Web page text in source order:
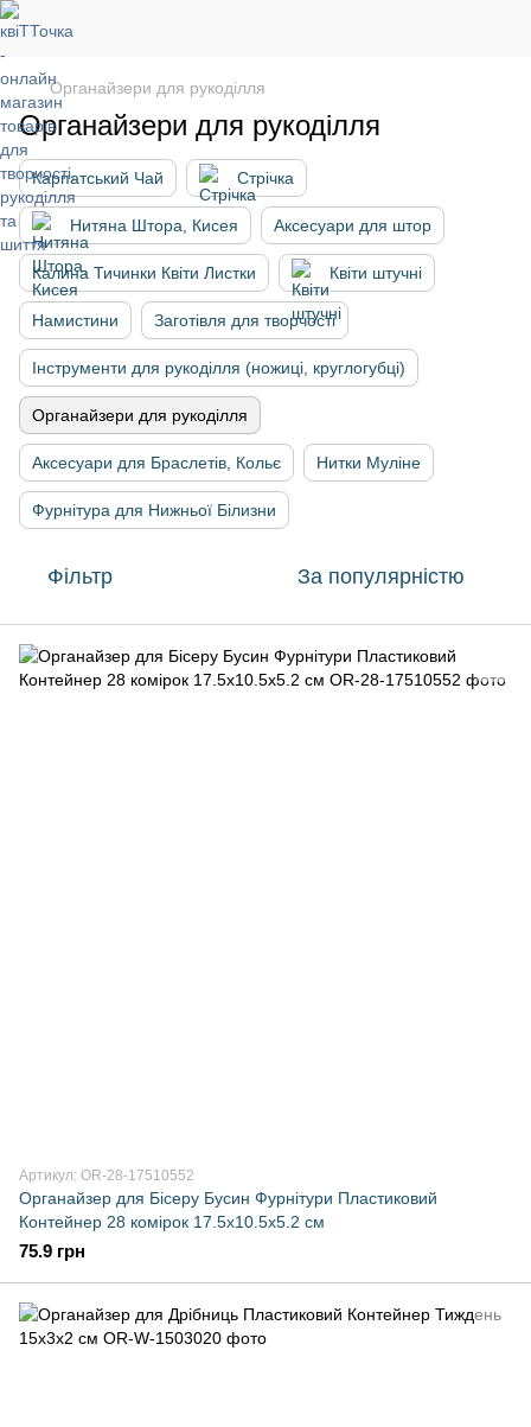
Органайзери для рукоділля
Органайзери для рукоділля
Карпатський Чай Стрічка
Нитяна Штора, Кисея Аксесуари для штор
Калина Тичинки Квіти Листки Квіти штучні
Намистини Заготівля для творчості
Інструменти для рукоділля (ножиці, круглогубці)
Органайзери для рукоділля
Аксесуари для Браслетів, Кольє Нитки Муліне
Фурнітура для Нижньої Білизни
Фільтр За популярністю
Артикул: OR-28-17510552
Органайзер для Бісеру Бусин Фурнітури Пластиковий
Контейнер 28 комірок 17.5х10.5х5.2 см
75.9 грн